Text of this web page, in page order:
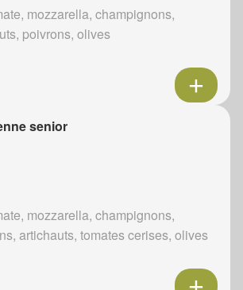
mozzarella, champignons,
poivrons, olives
senior
mozzarella, champignons,
artichauts, tomates cerises, olives